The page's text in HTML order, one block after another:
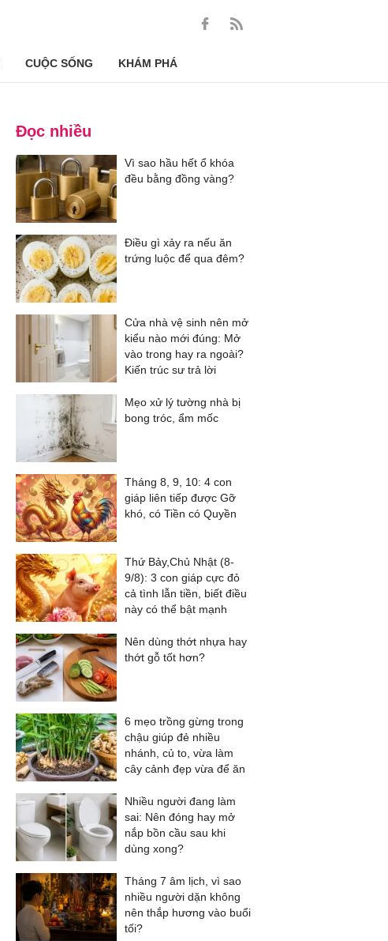
CUỘC SỐNG KHÁM PHÁ
Đọc nhiều
Vì sao hầu hết ổ khóa
đều bằng đồng vàng?
Điều gì xảy ra nếu ăn
trứng luộc để qua đêm?
Cửa nhà vệ sinh nên mở
kiểu nào mới đúng: Mở
vào trong hay ra ngoài?
Kiến trúc sư trả lời
Mẹo xử lý tường nhà bị
bong tróc, ẩm mốc
Tháng 8, 9, 10: 4 con
giáp liên tiếp được Gỡ
khó, có Tiền có Quyền
Thứ Bảy,Chủ Nhật (8-
9/8): 3 con giáp cực đỏ
cả tình lẫn tiền, biết điều
này có thể bật mạnh
Nên dùng thớt nhựa hay
thớt gỗ tốt hơn?
6 mẹo trồng gừng trong
chậu giúp đẻ nhiều
nhánh, củ to, vừa làm
cây cảnh đẹp vừa để ăn
Nhiều người đang làm
sai: Nên đóng hay mở
nắp bồn cầu sau khi
dùng xong?
Tháng 7 âm lịch, vì sao
nhiều người dặn không
nên thắp hương vào buổi
tối?